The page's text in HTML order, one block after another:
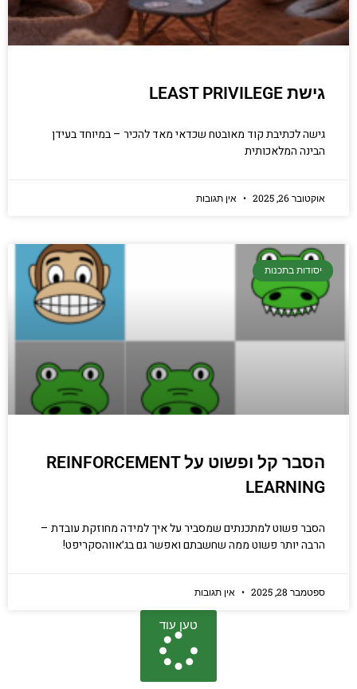
גישת LEAST PRIVILEGE
גישה לכתיבת קוד מאובטח שכדאי מאד להכיר – במיוחד בעידן
הבינה המלאכותית
אוקטובר 26, 2025 אין תגובות
יסודות בתכנות
הסבר קל ופשוט על REINFORCEMENT
LEARNING
הסבר פשוט למתכנתים שמסביר על איך למידה מחוזקת עובדת –
הרבה יותר פשוט ממה שחשבתם ואפשר גם בג׳אווהסקריפט!
ספטמבר 28, 2025 אין תגובות
טען עוד